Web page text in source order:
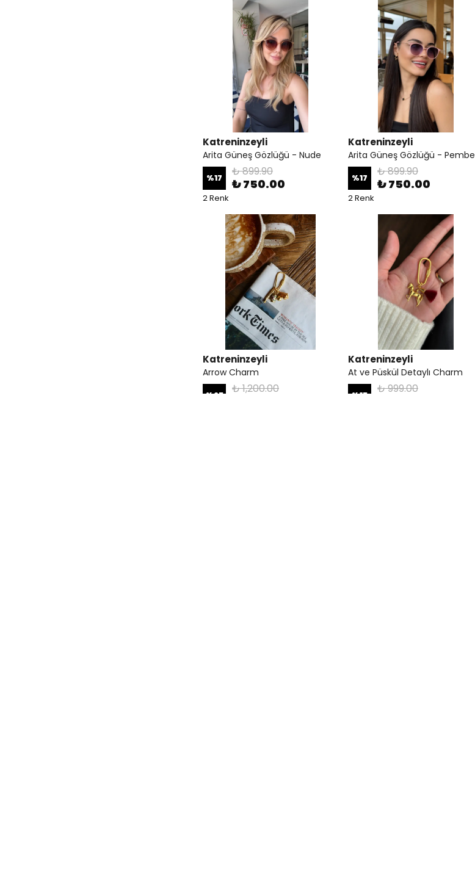
Katreninzeyli
Arita Güneş Gözlüğü - Nude
%17 ₺ 899.90
₺ 750.00
2 Renk
Katreninzeyli
Arita Güneş Gözlüğü - Pembe
%17 ₺ 899.90
₺ 750.00
2 Renk
Katreninzeyli
Arrow Charm
%25 ₺ 1,200.00
Katreninzeyli
At ve Püskül Detaylı Charm
%15 ₺ 999.00